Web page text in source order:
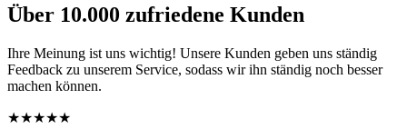
Über 10.000 zufriedene Kunden
Ihre Meinung ist uns wichtig! Unsere Kunden geben uns ständig
Feedback zu unserem Service, sodass wir ihn ständig noch besser
machen können.
★★★★★